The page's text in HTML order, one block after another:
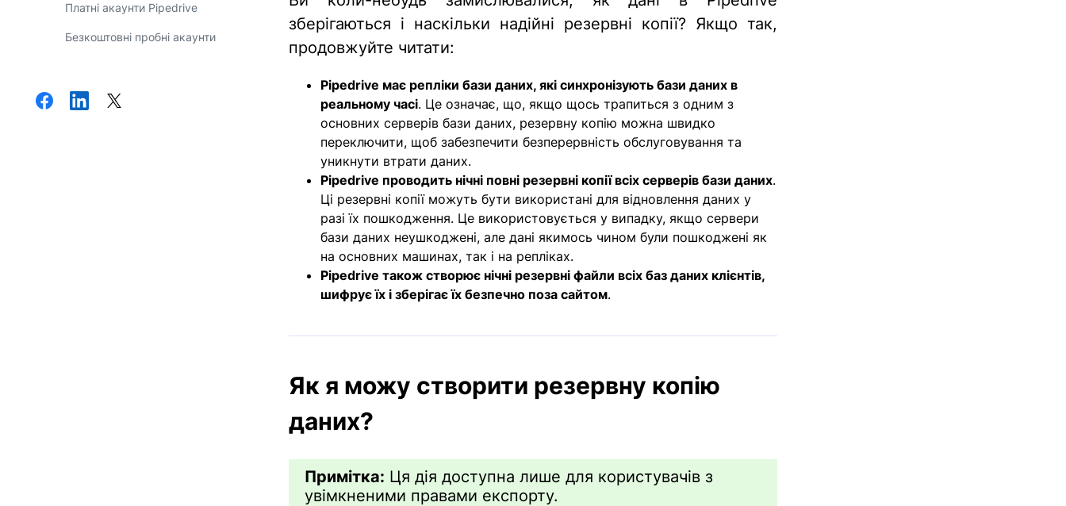
Платні акаунти Pipedrive
Безкоштовні пробні акаунти
зберігаються і наскільки надійні резервні копії? Якщо так,
продовжуйте читати:
Pipedrive має репліки бази даних, які синхронізують бази даних в
реальному часі. Це означає, що, якщо щось трапиться з одним з
основних серверів бази даних, резервну копію можна швидко
переключити, щоб забезпечити безперервність обслуговування та
уникнути втрати даних.
Pipedrive проводить нічні повні резервні копії всіх серверів бази даних.
Ці резервні копії можуть бути використані для відновлення даних у
разі їх пошкодження. Це використовується у випадку, якщо сервери
бази даних неушкоджені, але дані якимось чином були пошкоджені як
на основних машинах, так і на репліках.
Pipedrive також створює нічні резервні файли всіх баз даних клієнтів,
шифрує їх і зберігає їх безпечно поза сайтом.
Як я можу створити резервну копію
даних?
Примітка: Ця дія доступна лише для користувачів з
увімкненими правами експорту.